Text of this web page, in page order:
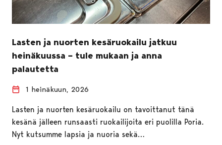
Lasten ja nuorten kesäruokailu jatkuu
heinäkuussa – tule mukaan ja anna
palautetta
1 heinäkuun, 2026
Lasten ja nuorten kesäruokailu on tavoittanut tänä
kesänä jälleen runsaasti ruokailijoita eri puolilla Poria.
Nyt kutsumme lapsia ja nuoria sekä…